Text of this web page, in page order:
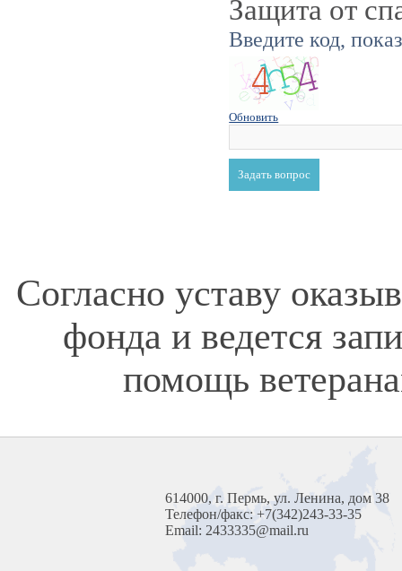
Защита от
Введите код,
Обновить
Согласно уставу
фонда и ведется
помощь
614000, г. Пермь, ул. Ленина, дом 38
Телефон/факс: +7(342)243-33-35
Email: 2433335@mail.ru